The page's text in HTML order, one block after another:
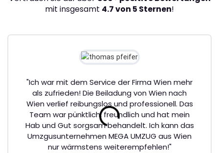
mit insgesamt 4.7 von 5 Sternen!
"Ich war mit dem Service der Firma Wien mehr
als zufrieden! Die Beiladung von Wien nach
Wien verlief reibungslos und professionell. Das
Team war pünktlich, freundlich und hat mein
Hab und Gut sorgsam behandelt. Ich kann das
Umzgusunternehmen MEGA UMZUG aus Wien
nur wärmstens weiterempfehlen!"